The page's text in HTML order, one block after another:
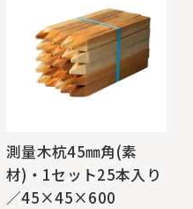
測量木杭45㎜角(素
材)・1セット25本入り
／45×45×600